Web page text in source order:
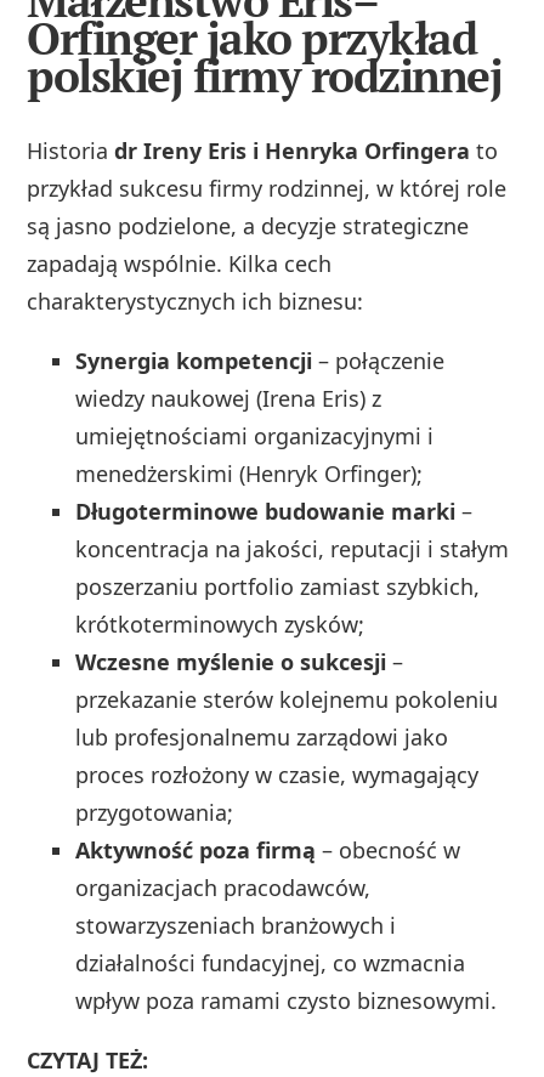
Orfinger jako przykład
polskiej firmy rodzinnej
Historiadr Ireny Eris i Henryka Orfingera to
przykład sukcesu firmy rodzinnej, w której role
są jasno podzielone, a decyzje strategiczne
zapadają wspólnie. Kilka cech
charakterystycznych ich biznesu:
Synergia kompetencji – połączenie
wiedzy naukowej (Irena Eris) z
umiejętnościami organizacyjnymi i
menedżerskimi (Henryk Orfinger);
Długoterminowe budowanie marki –
koncentracja na jakości, reputacji i stałym
poszerzaniu portfolio zamiast szybkich,
krótkoterminowych zysków;
Wczesne myślenie o sukcesji –
przekazanie sterów kolejnemu pokoleniu
lub profesjonalnemu zarządowi jako
proces rozłożony w czasie, wymagający
przygotowania;
Aktywność poza firmą – obecność w
organizacjach pracodawców,
stowarzyszeniach branżowych i
działalności fundacyjnej, co wzmacnia
wpływ poza ramami czysto biznesowymi.
CZYTAJ TEŻ: